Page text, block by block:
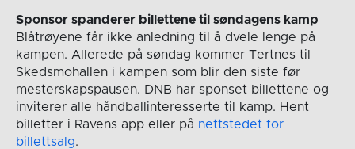
Sponsor spanderer billettene til søndagens kamp
Blåtrøyene får ikke anledning til å dvele lenge på
kampen. Allerede på søndag kommer Tertnes til
Skedsmohallen i kampen som blir den siste før
mesterskapspausen. DNB har sponset billettene og
inviterer alle håndballinteresserte til kamp. Hent
billetter i Ravens app eller på nettstedet for
billettsalg.